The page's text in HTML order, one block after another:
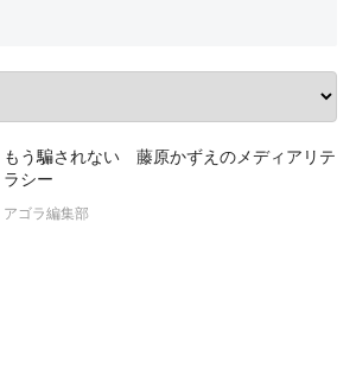
もう騙されない 藤原かずえのメディアリテ
ラシー
アゴラ編集部